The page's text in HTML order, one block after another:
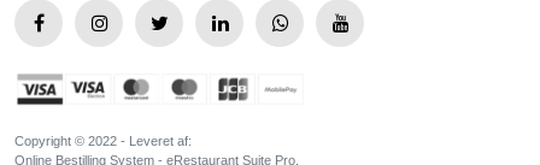
Copyright © 2022 - Leveret af:
Online Bestilling System - eRestaurant Suite Pro.